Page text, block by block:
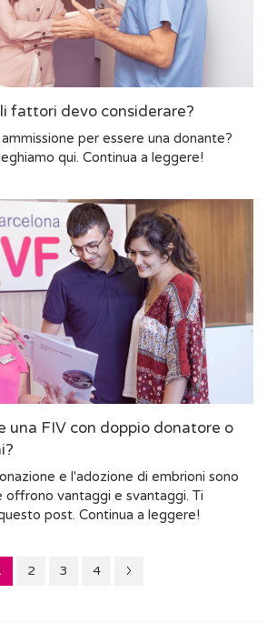
fattori devo considerare?
per essere una donante?
qui. Continua a leggere!
una FIV con doppio donatore o
e l'adozione di embrioni sono
offrono vantaggi e svantaggi. Ti
post. Continua a leggere!
Pagina
2 Pagina
3 Pagina
4